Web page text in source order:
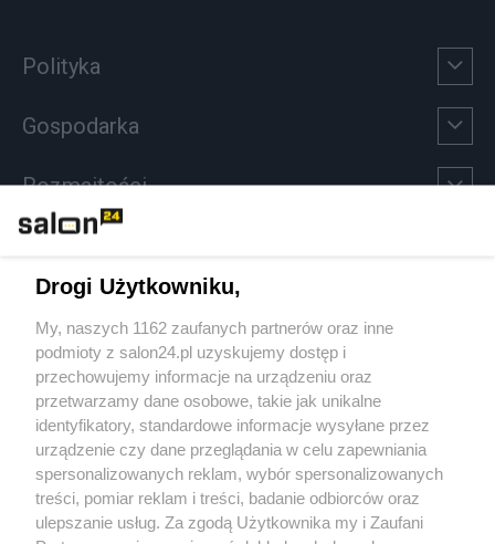
Polityka
Gospodarka
Rozmaitości
Sport
Społeczeństwo
Kultura
X Facebook Instagram Youtube
Drogi Użytkowniku,
My, naszych 1162 zaufanych partnerów oraz inne
podmioty z salon24.pl uzyskujemy dostęp i
przechowujemy informacje na urządzeniu oraz
przetwarzamy dane osobowe, takie jak unikalne
identyfikatory, standardowe informacje wysyłane przez
urządzenie czy dane przeglądania w celu zapewniania
spersonalizowanych reklam, wybór spersonalizowanych
treści, pomiar reklam i treści, badanie odbiorców oraz
ulepszanie usług. Za zgodą Użytkownika my i Zaufani